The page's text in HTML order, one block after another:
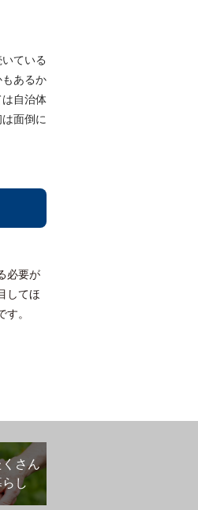
ている
あるか
自治体
面倒に
必要が
してほ
。
さん
し